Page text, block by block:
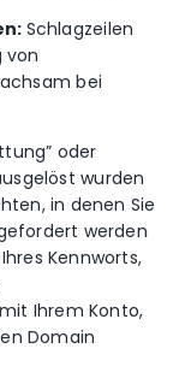
Schlagzeilen
von
bei
oder
wurden
in denen Sie
werden
Kennworts,
Ihrem Konto,
Domain